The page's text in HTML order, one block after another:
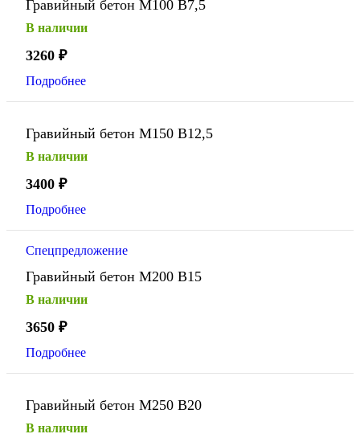
Гравийный бетон М100 В7,5
В наличии
3260 ₽
Подробнее
Гравийный бетон М150 В12,5
В наличии
3400 ₽
Подробнее
Спецпредложение
Гравийный бетон М200 В15
В наличии
3650 ₽
Подробнее
Гравийный бетон М250 В20
В наличии